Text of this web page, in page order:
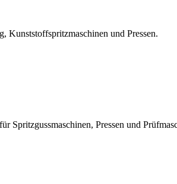
Kunststoffspritzmaschinen und Pressen.
Spritzgussmaschinen, Pressen und